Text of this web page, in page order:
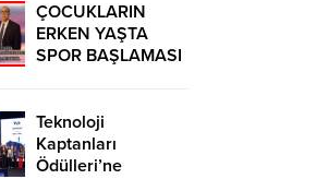
ÇOCUKLARIN
ERKEN YAŞTA
SPOR BAŞLAMASI
UZAK TUTUMUŞ
OLACAKTIR
Teknoloji
Kaptanları
Ödülleri’ne